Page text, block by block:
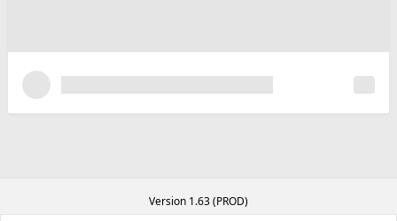
Version 1.63 (PROD)